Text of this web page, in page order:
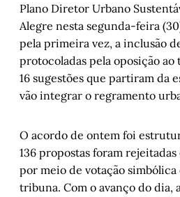
Plano Diretor Urbano
Alegre nesta segunda-feira
pela primeira vez, a inclusão
protocoladas pela oposição ao
16 sugestões que partiram da
vão integrar o regramento
O acordo de ontem foi
136 propostas foram rejeitadas
por meio de votação simbólica
tribuna. Com o avanço do dia,